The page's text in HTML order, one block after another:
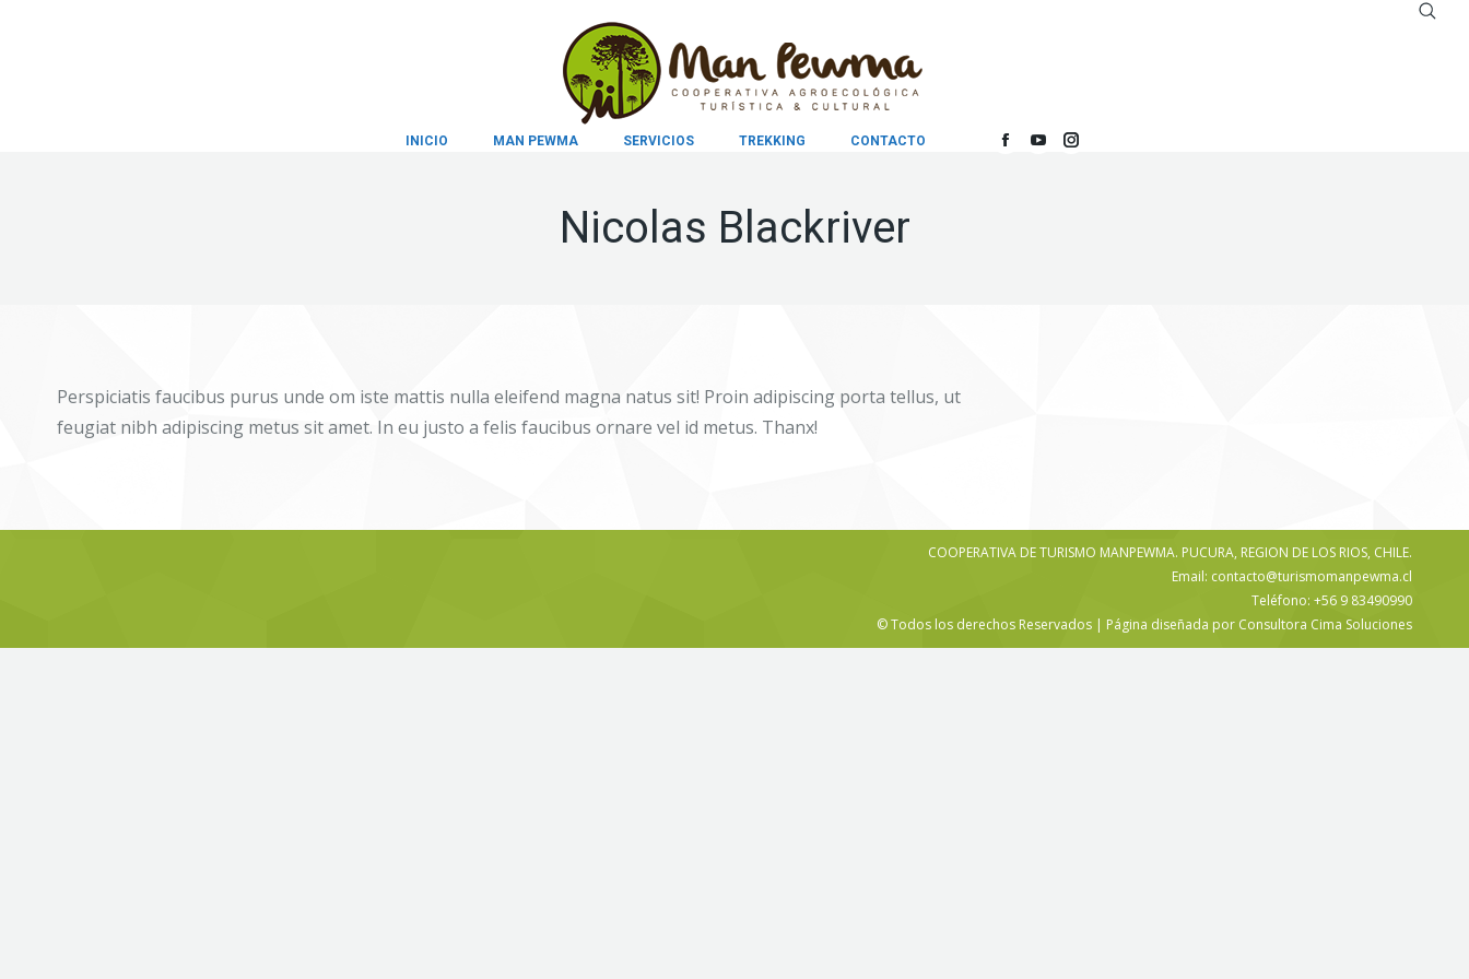
Buscar:
INICIO MAN PEWMA SERVICIOS TREKKING CONTACTO Facebook
YouTubeInstagram
Nicolas Blackriver
Perspiciatis faucibus purus unde om iste mattis nulla eleifend magna natus sit! Proin adipiscing porta tellus, ut
feugiat nibh adipiscing metus sit amet. In eu justo a felis faucibus ornare vel id metus. Thanx!
COOPERATIVA DE TURISMO MANPEWMA. PUCURA, REGION DE LOS RIOS, CHILE.
Email: contacto@turismomanpewma.cl
Teléfono: +56 9 83490990
© Todos los derechos Reservados | Página diseñada por Consultora Cima Soluciones